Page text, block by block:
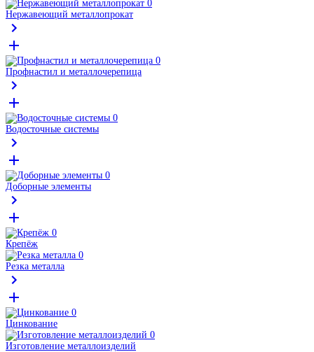
Нержавеющий металлопрокат
Профнастил и металлочерепица
Водосточные системы
Доборные элементы
Крепёж
Резка металла
Цинкование
Изготовление металлоизделий